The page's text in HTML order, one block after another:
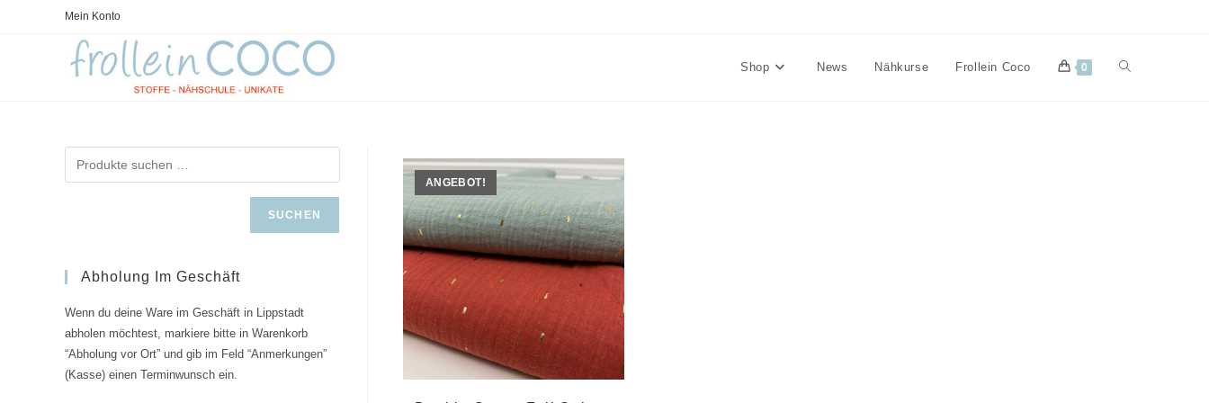
Mein Konto
Shop News Nähkurse Frollein Coco 0 Website-
SUCHEN
Abholung Im Geschäft
Wenn du deine Ware im Geschäft in Lippstadt
abholen möchtest, markiere bitte in Warenkorb
“Abholung vor Ort” und gib im Feld “Anmerkungen”
(Kasse) einen Terminwunsch ein.
ANGEBOT!